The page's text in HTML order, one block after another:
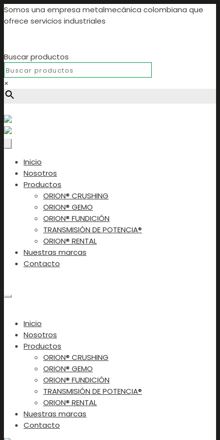
Somos una empresa metalmecánica colombiana que
ofrece servicios industriales
Buscar productos
×
Inicio
Nosotros
Productos
ORION® CRUSHING
ORION® GEMO
ORION® FUNDICIÓN
TRANSMISIÓN DE POTENCIA®
ORION® RENTAL
Nuestras marcas
Contacto
Inicio
Nosotros
Productos
ORION® CRUSHING
ORION® GEMO
ORION® FUNDICIÓN
TRANSMISIÓN DE POTENCIA®
ORION® RENTAL
Nuestras marcas
Contacto